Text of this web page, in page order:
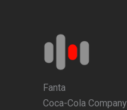
Fanta
Coca-Cola Company